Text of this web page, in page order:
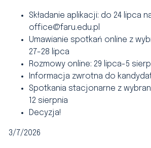
Składanie aplikacji: do 24 lipca
office@faru.edu.pl
Umawianie spotkań online z
27-28 lipca
Rozmowy online: 29 lipca-5
Informacja zwrotna do
Spotkania stacjonarne z
12 sierpnia
Decyzja!
3/7/2026